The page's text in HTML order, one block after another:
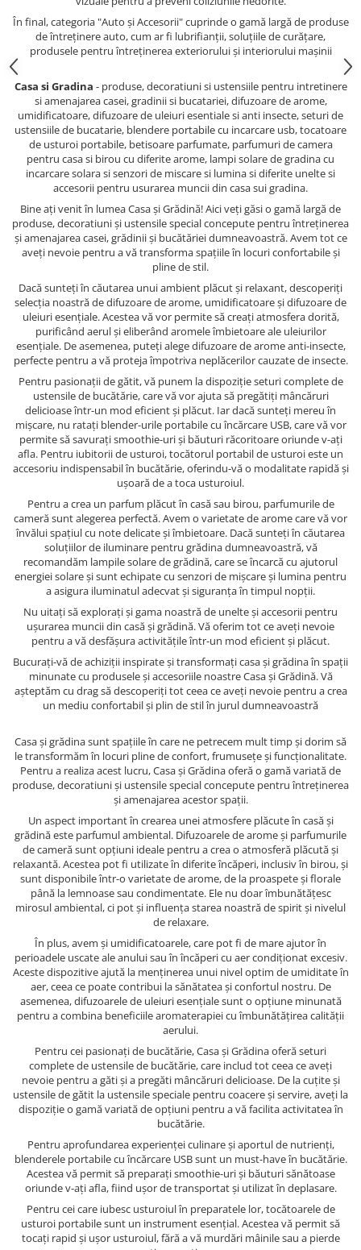
În final, categoria "Auto și Accesorii" cuprinde o gamă largă de produse
de întreținere auto, cum ar fi lubrifianții, soluțiile de curățare,
produsele pentru întreținerea exteriorului și interiorului mașinii
Casa si Gradina - produse, decoratiuni si ustensiile pentru intretinere
si amenajarea casei, gradinii si bucatariei, difuzoare de arome,
umidificatoare, difuzoare de uleiuri esentiale si anti insecte, seturi de
ustensiile de bucatarie, blendere portabile cu incarcare usb, tocatoare
de usturoi portabile, betisoare parfumate, parfumuri de camera
pentru casa si birou cu diferite arome, lampi solare de gradina cu
incarcare solara si senzori de miscare si lumina si diferite unelte si
accesorii pentru usurarea muncii din casa sui gradina.
Bine ați venit în lumea Casa și Grădină! Aici veți găsi o gamă largă de
produse, decoratiuni și ustensile special concepute pentru întreținerea
și amenajarea casei, grădinii și bucătăriei dumneavoastră. Avem tot ce
aveți nevoie pentru a vă transforma spațiile în locuri confortabile și
pline de stil.
Dacă sunteți în căutarea unui ambient plăcut și relaxant, descoperiți
selecția noastră de difuzoare de arome, umidificatoare și difuzoare de
uleiuri esențiale. Acestea vă vor permite să creați atmosfera dorită,
purificând aerul și eliberând aromele îmbietoare ale uleiurilor
esențiale. De asemenea, puteți alege difuzoare de arome anti-insecte,
perfecte pentru a vă proteja împotriva neplăcerilor cauzate de insecte.
Pentru pasionații de gătit, vă punem la dispoziție seturi complete de
ustensile de bucătărie, care vă vor ajuta să pregătiți mâncăruri
delicioase într-un mod eficient și plăcut. Iar dacă sunteți mereu în
mișcare, nu ratați blender-urile portabile cu încărcare USB, care vă vor
permite să savurați smoothie-uri și băuturi răcoritoare oriunde v-ați
afla. Pentru iubitorii de usturoi, tocătorul portabil de usturoi este un
accesoriu indispensabil în bucătărie, oferindu-vă o modalitate rapidă și
ușoară de a toca usturoiul.
Pentru a crea un parfum plăcut în casă sau birou, parfumurile de
cameră sunt alegerea perfectă. Avem o varietate de arome care vă vor
învălui spațiul cu note delicate și îmbietoare. Dacă sunteți în căutarea
soluțiilor de iluminare pentru grădina dumneavoastră, vă
recomandăm lampile solare de grădină, care se încarcă cu ajutorul
energiei solare și sunt echipate cu senzori de mișcare și lumina pentru
a asigura iluminatul adecvat și siguranța în timpul nopții.
Nu uitați să explorați și gama noastră de unelte și accesorii pentru
ușurarea muncii din casă și grădină. Vă oferim tot ce aveți nevoie
pentru a vă desfășura activitățile într-un mod eficient și plăcut.
Bucurați-vă de achiziții inspirate și transformați casa și grădina în spații
minunate cu produsele și accesoriile noastre Casa și Grădină. Vă
așteptăm cu drag să descoperiți tot ceea ce aveți nevoie pentru a crea
un mediu confortabil și plin de stil în jurul dumneavoastră
Casa și grădina sunt spațiile în care ne petrecem mult timp și dorim să
le transformăm în locuri pline de confort, frumusețe și funcționalitate.
Pentru a realiza acest lucru, Casa și Grădina oferă o gamă variată de
produse, decoratiuni și ustensile special concepute pentru întreținerea
și amenajarea acestor spații.
Un aspect important în crearea unei atmosfere plăcute în casă și
grădină este parfumul ambiental. Difuzoarele de arome și parfumurile
de cameră sunt opțiuni ideale pentru a crea o atmosferă plăcută și
relaxantă. Acestea pot fi utilizate în diferite încăperi, inclusiv în birou, și
sunt disponibile într-o varietate de arome, de la proaspete și florale
până la lemnoase sau condimentate. Ele nu doar îmbunătățesc
mirosul ambiental, ci pot și influența starea noastră de spirit și nivelul
de relaxare.
În plus, avem și umidificatoarele, care pot fi de mare ajutor în
perioadele uscate ale anului sau în încăperi cu aer condiționat excesiv.
Aceste dispozitive ajută la menținerea unui nivel optim de umiditate în
aer, ceea ce poate contribui la sănătatea și confortul nostru. De
asemenea, difuzoarele de uleiuri esențiale sunt o opțiune minunată
pentru a combina beneficiile aromaterapiei cu îmbunătățirea calității
aerului.
Pentru cei pasionați de bucătărie, Casa și Grădina oferă seturi
complete de ustensile de bucătărie, care includ tot ceea ce aveți
nevoie pentru a găti și a pregăti mâncăruri delicioase. De la cuțite și
ustensile de gătit la ustensile speciale pentru coacere și servire, aveți la
dispoziție o gamă variată de opțiuni pentru a vă facilita activitatea în
bucătărie.
Pentru aprofundarea experienței culinare și aportul de nutrienți,
blenderele portabile cu încărcare USB sunt un must-have în bucătărie.
Acestea vă permit să preparați smoothie-uri și băuturi sănătoase
oriunde v-ați afla, fiind ușor de transportat și utilizat în deplasare.
Pentru cei care iubesc usturoiul în preparatele lor, tocătoarele de
usturoi portabile sunt un instrument esențial. Acestea vă permit să
tocați rapid și ușor usturoiul, fără a vă murdări mâinile sau a pierde